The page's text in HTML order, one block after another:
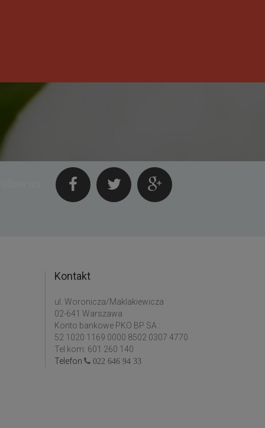
Kontakt
ul. Woronicza/Maklakiewicza
02-641 Warszawa
Konto bankowe PKO BP SA :
52 1020 1169 0000 8502 0307 4770
Tel kom: 601 260 140
Telefon
022 646 94 33